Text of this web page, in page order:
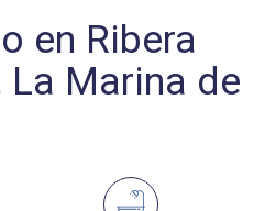
en Ribera
La Marina de